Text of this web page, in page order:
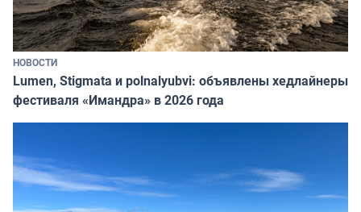
НОВОСТИ
Lumen, Stigmata и polnalyubvi: объявлены хедлайнеры
фестиваля «Имандра» в 2026 года